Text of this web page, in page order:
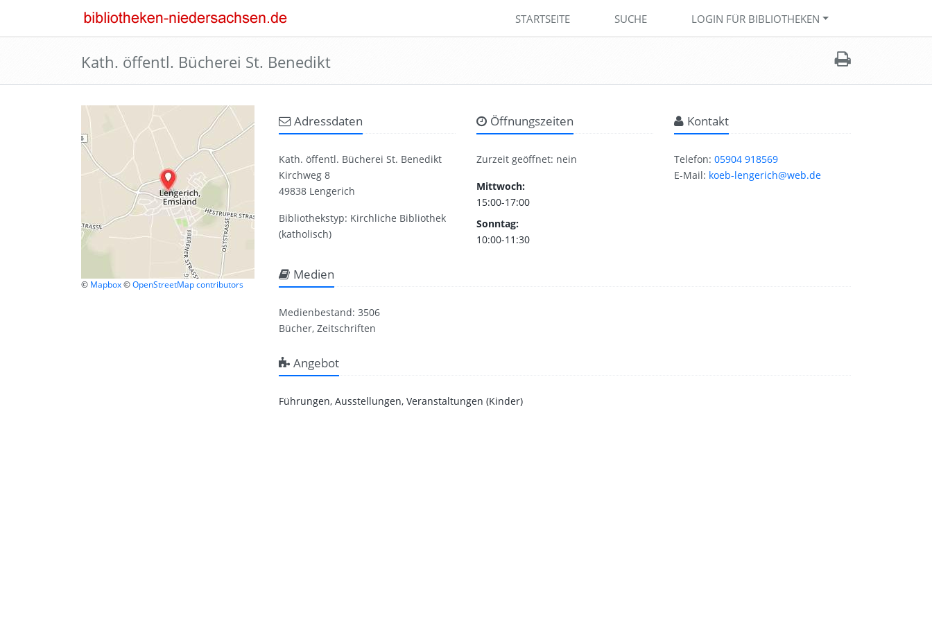
STARTSEITE SUCHE LOGIN FÜR BIBLIOTHEKEN
Kath. öffentl. Bücherei St. Benedikt
© Mapbox © OpenStreetMap contributors
Adressdaten
Kath. öffentl. Bücherei St. Benedikt
Kirchweg 8
49838 Lengerich
Bibliothekstyp: Kirchliche Bibliothek
(katholisch)
Öffnungszeiten
Zurzeit geöffnet: nein
Mittwoch:
15:00-17:00
Sonntag:
10:00-11:30
Kontakt
Telefon: 05904 918569
E-Mail: koeb-lengerich@web.de
Medien
Medienbestand: 3506
Bücher, Zeitschriften
Angebot
Führungen, Ausstellungen, Veranstaltungen (Kinder)